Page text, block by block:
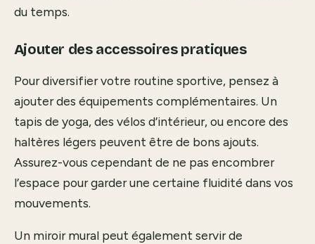
du temps.
Ajouter des accessoires pratiques
Pour diversifier votre routine sportive, pensez à
ajouter des équipements complémentaires. Un
tapis de yoga, des vélos d’intérieur, ou encore des
haltères légers peuvent être de bons ajouts.
Assurez-vous cependant de ne pas encombrer
l’espace pour garder une certaine fluidité dans vos
mouvements.
Un miroir mural peut également servir de